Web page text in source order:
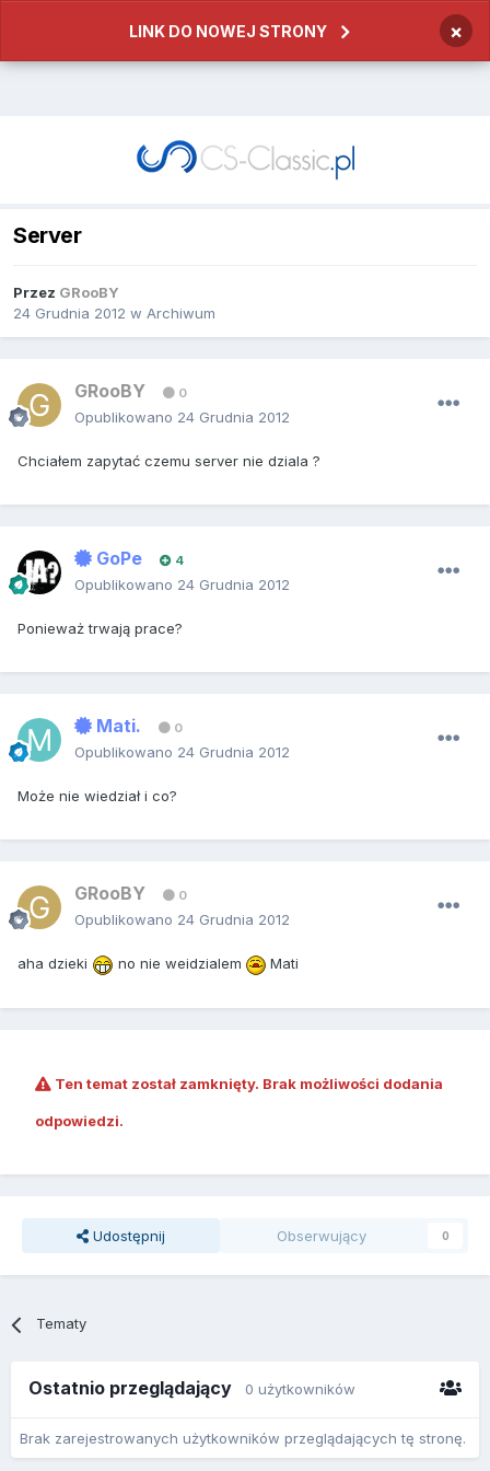
LINK DO NOWEJ STRONY ×
Server
Przez GRooBY
24 Grudnia 2012 w Archiwum
GRooBY 0
Opublikowano 24 Grudnia 2012
Chciałem zapytać czemu server nie dziala ?
GoPe 4
Opublikowano 24 Grudnia 2012
Ponieważ trwają prace?
Mati. 0
Opublikowano 24 Grudnia 2012
Może nie wiedział i co?
GRooBY 0
Opublikowano 24 Grudnia 2012
aha dzieki no nie weidzialem Mati
Ten temat został zamknięty. Brak możliwości dodania
odpowiedzi.
Udostępnij Obserwujący 0
Tematy
Ostatnio przeglądający 0 użytkowników
Brak zarejestrowanych użytkowników przeglądających tę stronę.